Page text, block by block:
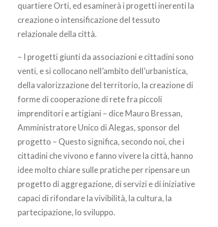
quartiere Orti, ed esaminerà i progetti inerenti la
creazione o intensificazione del tessuto
relazionale della città.
– I progetti giunti da associazioni e cittadini sono
venti, e si collocano nell’ambito dell’urbanistica,
della valorizzazione del territorio, la creazione di
forme di cooperazione di rete fra piccoli
imprenditori e artigiani – dice Mauro Bressan,
Amministratore Unico di Alegas, sponsor del
progetto – Questo significa, secondo noi, che i
cittadini che vivono e fanno vivere la città, hanno
idee molto chiare sulle pratiche per ripensare un
progetto di aggregazione, di servizi e di iniziative
capaci di rifondare la vivibilità, la cultura, la
partecipazione, lo sviluppo.